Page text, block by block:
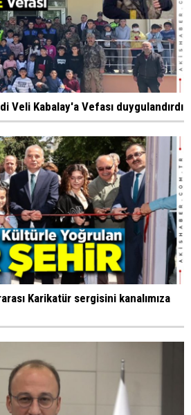
Veli Kabalay'a Vefası duygulandırdı
Karikatür sergisini kanalımıza